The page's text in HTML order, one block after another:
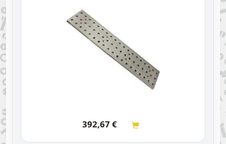
392,67 €